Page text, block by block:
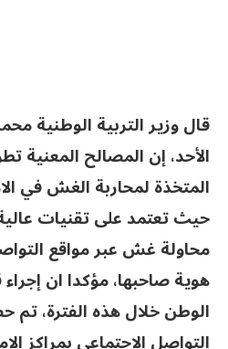
قال وزير التربية الوطنية
الأحد، إن المصالح المعنية
المتخذة لمحاربة الغش في
حيث تعتمد على تقنيات
محاولة غش عبر مواقع
هوية صاحبها، مؤكدا ان
الوطن خلال هذه الفترة،